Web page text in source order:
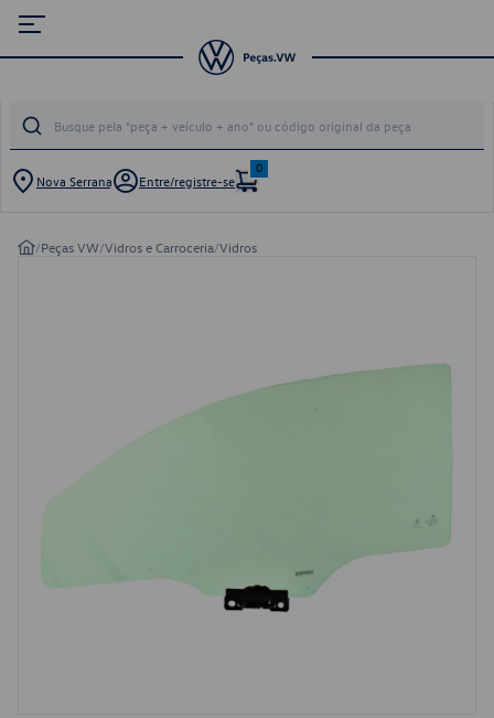
Nova Serrana Entre/registre-se
0
/Peças VW/Vidros e Carroceria/Vidros